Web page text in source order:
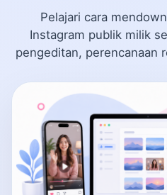
Pelajari cara
Instagram publik milik
pengeditan, perencanaan